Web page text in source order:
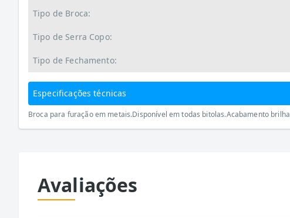
Tipo de Broca:
Tipo de Serra Copo:
Tipo de Fechamento:
Especificações técnicas
Broca para furação em metais.Disponível em todas bitolas.Acabamento
Avaliações